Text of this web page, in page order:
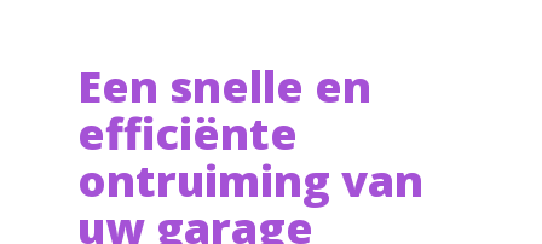
Een snelle en
efficiënte
ontruiming van
uw garage